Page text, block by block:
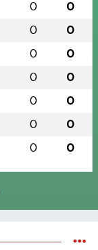
0 0
0 0
0 0
0 0
0 0
0 0
0 0